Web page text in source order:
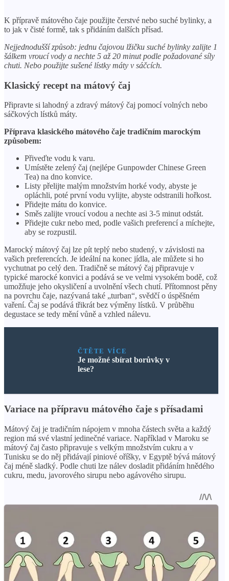
K přípravě mátového čaje použijte čerstvé nebo suché bylinky, a
to jak v čisté formě, tak s přidáním dalších přísad.
Nejjednodušší způsob: jednu čajovou lžičku suché bylinky zalijte 1
šálkem vroucí vody a nechte 5 až 20 minut podle požadované síly
chuti. Nebo použijte sušené lístky máty v sáčcích.
Klasický recept na mátový čaj
Připravte si lahodný a zdravý mátový čaj pomocí volných nebo
sáčkových lístků máty.
Příprava klasického mátového čaje tradičním marockým
způsobem:
Přiveďte vodu k varu.
Umístěte zelený čaj (nejlépe Gunpowder Chinese Green
Tea) na dno konvice.
Listy přelijte malým množstvím horké vody, abyste je
opláchli, poté první vodu vylijte, abyste odstranili hořkost.
Přidejte mátu do konvice.
Směs zalijte vroucí vodou a nechte asi 3-5 minut odstát.
Přidejte cukr nebo med, podle vašich preferencí a míchejte,
aby se rozpustil.
Marocký mátový čaj lze pít teplý nebo studený, v závislosti na
vašich preferencích. Je ideální na konec jídla, ale můžete si ho
vychutnat po celý den. Tradičně se mátový čaj připravuje v
typické marocké konvici a podává se ve velmi vysokém bodě, což
umožňuje jeho okysličení a uvolnění všech chutí. Přítomnost pěny
na povrchu čaje, nazývaná také „turban“, svědčí o úspěšném
vaření. Čaj se podává třikrát bez výměny lístků. V průběhu
degustace se tedy mění vůně a vzhled nálevu.
ČTĚTE VÍCE
Je možné sbírat borůvky v
lese?
Variace na přípravu mátového čaje s přísadami
Mátový čaj je tradičním nápojem v mnoha částech světa a každý
region má své vlastní jedinečné variace. Například v Maroku se
mátový čaj často připravuje s velkým množstvím cukru a v
Tunisku se do něj přidávají piniové oříšky, v Egyptě bývá mátový
čaj méně sladký. Podle chuti lze nálev dosladit přidáním hnědého
cukru, medu, javorového sirupu nebo agávového sirupu.